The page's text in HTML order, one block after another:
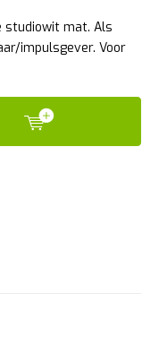
studiowit mat. Als
impulsgever. Voor